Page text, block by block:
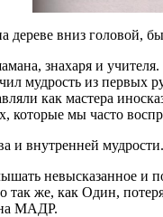
вниз головой,
знахаря и
мудрость из
как мастера
которые мы часто
и внутренней
невысказанное и
так же, как Один,
МАДР.